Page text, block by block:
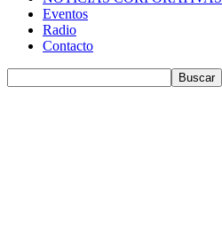
Eventos
Radio
Contacto